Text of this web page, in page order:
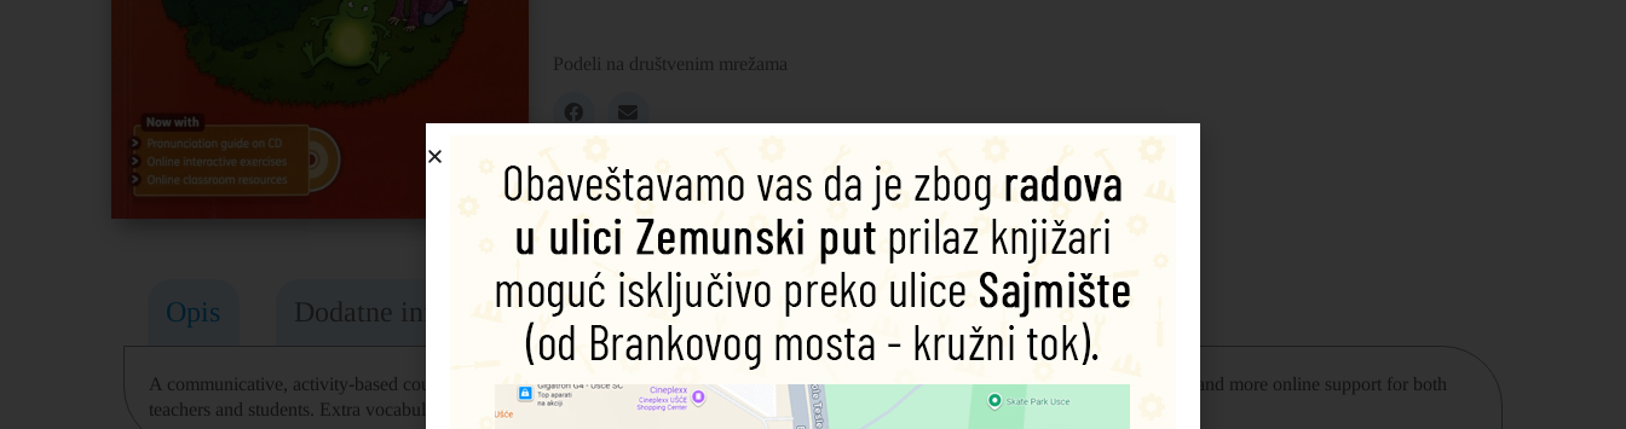
Podeli na društvenim mrežama
Opis Dodatne informacije
A communicative, activity-based course, Grammar, Third Edition is now richer in resources with a new Starter level, student’s audio CD, and more online support for both
teachers and students. Extra vocabulary and exam-based activities help prepare for Cambridge ESOL Young Learners English Tests.